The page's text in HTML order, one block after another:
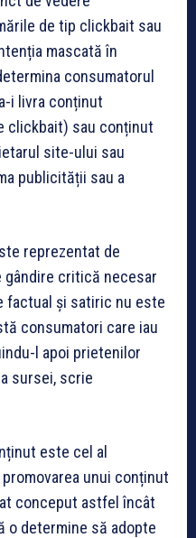
de tip clickbait sau
mascată în
consumatorul
i livra conținut
clickbait) sau conținut
site-ului sau
publicității sau a
reprezentat de
gândire critică necesar
factual și satiric nu este
consumatori care iau
l apoi prietenilor
sursei, scrie
este cel al
unui conținut
conceput astfel încât
o determine să adopte